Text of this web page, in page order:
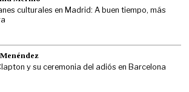
culturales en Madrid: A buen tiempo, más
y su ceremonia del adiós en Barcelona